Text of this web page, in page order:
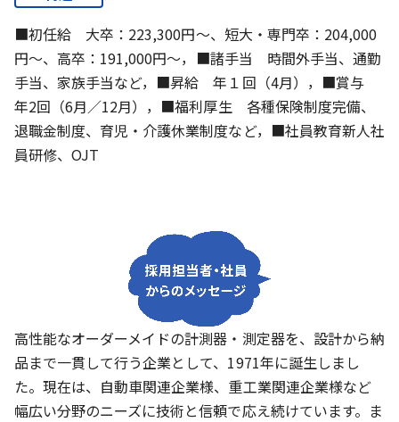
■初任給 大卒：223,300円～、短大・専門卒：204,000
円～、高卒：191,000円～，■諸手当 時間外手当、通勤
手当、家族手当など，■昇給 年１回（4月），■賞与
年2回（6月／12月），■福利厚生 各種保険制度完備、
退職金制度、育児・介護休業制度など，■社員教育新人社
員研修、OJT
高性能なオーダーメイドの計測器・測定器を、設計から納
品まで一貫して行う企業として、1971年に誕生しまし
た。現在は、自動車関連企業様、重工業関連企業様など
幅広い分野のニーズに技術と信頼で応え続けています。ま